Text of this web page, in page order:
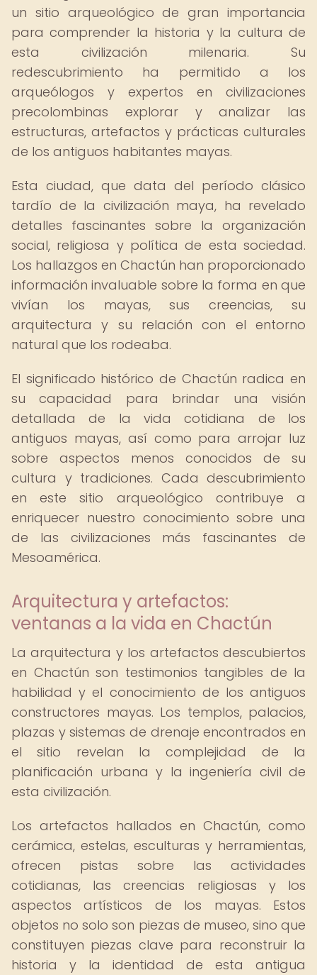
un sitio arqueológico de gran importancia
para comprender la historia y la cultura de
esta civilización milenaria. Su
redescubrimiento ha permitido a los
arqueólogos y expertos en civilizaciones
precolombinas explorar y analizar las
estructuras, artefactos y prácticas culturales
de los antiguos habitantes mayas.
Esta ciudad, que data del período clásico
tardío de la civilización maya, ha revelado
detalles fascinantes sobre la organización
social, religiosa y política de esta sociedad.
Los hallazgos en Chactún han proporcionado
información invaluable sobre la forma en que
vivían los mayas, sus creencias, su
arquitectura y su relación con el entorno
natural que los rodeaba.
El significado histórico de Chactún radica en
su capacidad para brindar una visión
detallada de la vida cotidiana de los
antiguos mayas, así como para arrojar luz
sobre aspectos menos conocidos de su
cultura y tradiciones. Cada descubrimiento
en este sitio arqueológico contribuye a
enriquecer nuestro conocimiento sobre una
de las civilizaciones más fascinantes de
Mesoamérica.
Arquitectura y artefactos:
ventanas a la vida en Chactún
La arquitectura y los artefactos descubiertos
en Chactún son testimonios tangibles de la
habilidad y el conocimiento de los antiguos
constructores mayas. Los templos, palacios,
plazas y sistemas de drenaje encontrados en
el sitio revelan la complejidad de la
planificación urbana y la ingeniería civil de
esta civilización.
Los artefactos hallados en Chactún, como
cerámica, estelas, esculturas y herramientas,
ofrecen pistas sobre las actividades
cotidianas, las creencias religiosas y los
aspectos artísticos de los mayas. Estos
objetos no solo son piezas de museo, sino que
constituyen piezas clave para reconstruir la
historia y la identidad de esta antigua